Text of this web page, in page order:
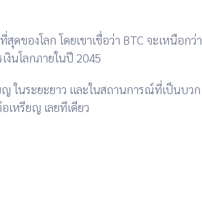
ของโลก โดยเขาเชื่อว่า BTC จะเหนือกว่า
งินโลกภายในปี 2045
ญในระยะยาว และในสถานการณ์ที่เป็นบวก
เหรียญ เลยทีเดียว